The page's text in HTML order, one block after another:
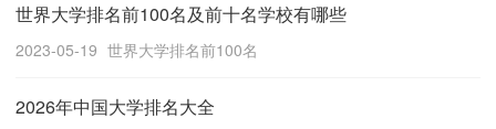
世界大学排名前100名及前十名学校有哪些
2023-05-19 世界大学排名前100名
2026年中国大学排名大全